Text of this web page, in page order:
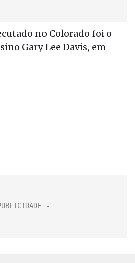
no Colorado foi o
Gary Lee Davis, em